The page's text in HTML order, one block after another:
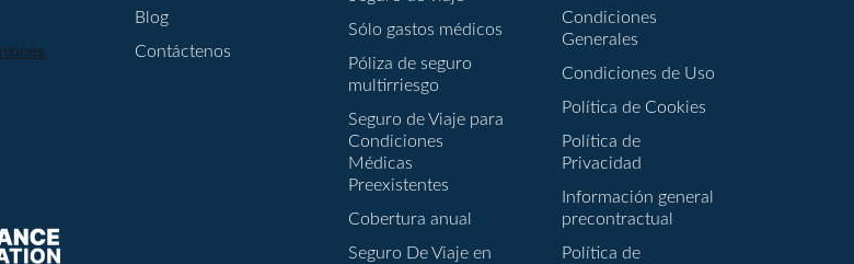
Blog
Contáctenos
Sólo gastos médicos
Póliza de seguro
multirriesgo
Seguro de Viaje para
Condiciones
Médicas
Preexistentes
Cobertura anual
Seguro De Viaje en
Condiciones
Generales
Condiciones de Uso
Política de Cookies
Política de
Privacidad
Información general
precontractual
Política de